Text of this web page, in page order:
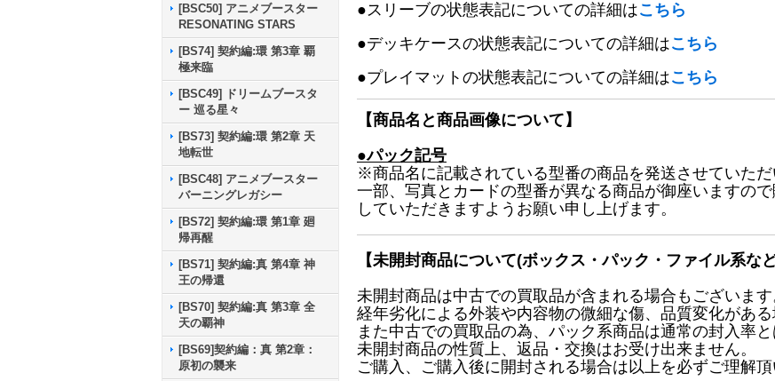
[BSC50] アニメブースター
RESONATING STARS
[BS74] 契約編:環 第3章 覇
極来臨
[BSC49] ドリームブースタ
ー 巡る星々
[BS73] 契約編:環 第2章 天
地転世
[BSC48] アニメブースター
バーニングレガシー
[BS72] 契約編:環 第1章 廻
帰再醒
[BS71] 契約編:真 第4章 神
王の帰還
[BS70] 契約編:真 第3章 全
天の覇神
[BS69]契約編：真 第2章：
原初の襲来
●スリーブの状態表記についての詳細はこちら
●デッキケースの状態表記についての詳細はこちら
●プレイマットの状態表記についての詳細はこちら
【商品名と商品画像について】
●パック記号
※商品名に記載されている型番の商品を発送させていただ
一部、写真とカードの型番が異なる商品が御座いますの
していただきますようお願い申し上げます。
【未開封商品について(ボックス・パック・ファイル系な
未開封商品は中古での買取品が含まれる場合もございます
経年劣化による外装や内容物の微細な傷、品質変化がある
また中古での買取品の為、パック系商品は通常の封入率
未開封商品の性質上、返品・交換はお受け出来ません。
ご購入、ご購入後に開封される場合は以上を必ずご理解頂